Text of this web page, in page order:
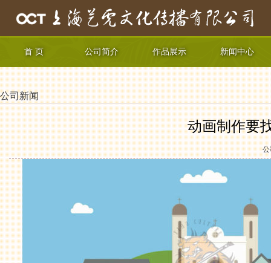
首 页 公司简介 作品展示 新闻中心
公司新闻
动画制作要
公